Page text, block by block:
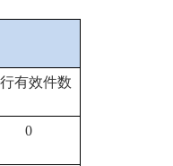
有效件数
0